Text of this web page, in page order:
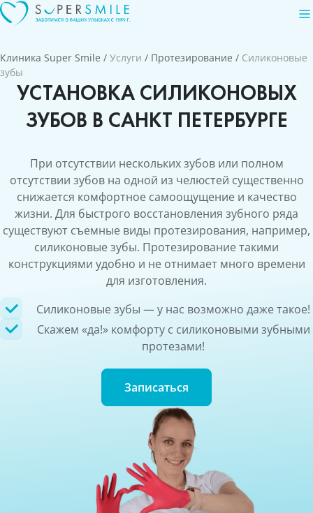
Клиника Super Smile / Услуги / Протезирование / Силиконовые
зубы
УСТАНОВКА СИЛИКОНОВЫХ
ЗУБОВ В САНКТ ПЕТЕРБУРГЕ
При отсутствии нескольких зубов или полном
отсутствии зубов на одной из челюстей существенно
снижается комфортное самоощущение и качество
жизни. Для быстрого восстановления зубного ряда
существуют съемные виды протезирования, например,
силиконовые зубы. Протезирование такими
конструкциями удобно и не отнимает много времени
для изготовления.
Силиконовые зубы — у нас возможно даже такое!
Скажем «да!» комфорту с силиконовыми зубными
протезами!
Записаться